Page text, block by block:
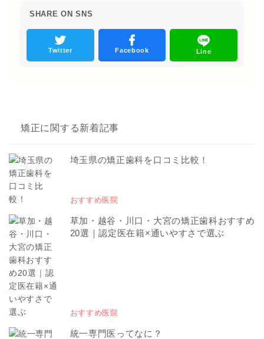
SHARE ON SNS
Twitter Facebook Line
矯正に関する新着記事
埼玉県の矯正歯科を口コミ比較！
おすすめ医院
草加・越谷・川口・大宮の矯正歯科おすすめ
20選｜認定医在籍×通いやすさで選ぶ
おすすめ医院
統一専門医ってなに？